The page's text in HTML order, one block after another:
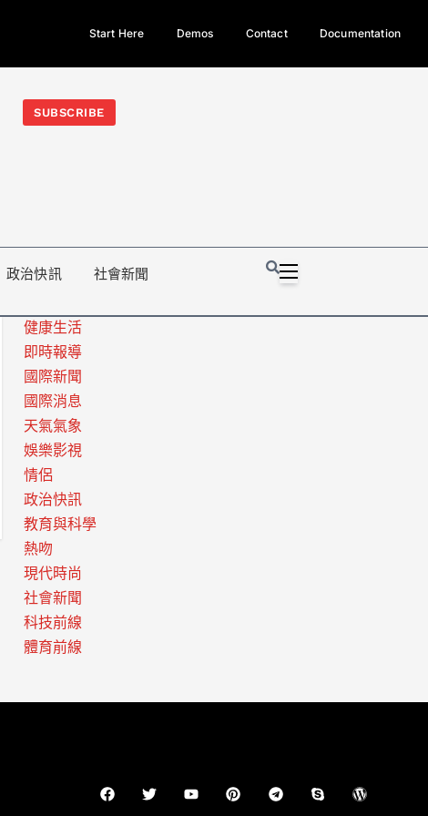
今日熱門新聞TOP3｜西拉雅族正式成第17個原住民族、立院電競
光電場回
Start Here Demos Contact Documentation
SUBSCRIBE
政治快訊 社會新聞
健康生活
即時報導
國際新聞
國際消息
天氣氣象
娛樂影視
情侶
政治快訊
教育與科學
熱吻
現代時尚
社會新聞
科技前線
體育前線